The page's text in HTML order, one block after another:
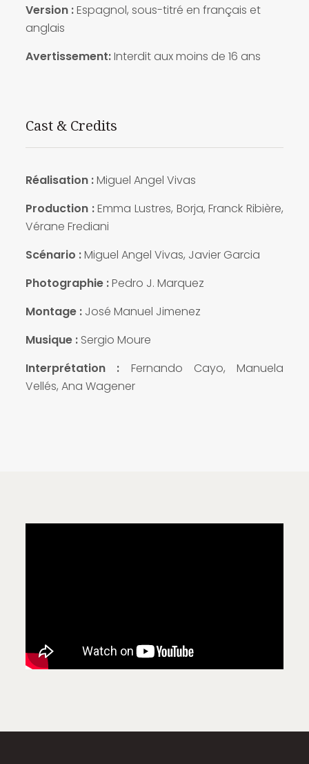
Version :Espagnol, sous-titré en français et
anglais
Avertissement:Interdit aux moins de 16 ans
Cast & Credits
Réalisation :Miguel Angel Vivas
Production :Emma Lustres, Borja, Franck Ribière,
Vérane Frediani
Scénario :Miguel Angel Vivas, Javier Garcia
Photographie :Pedro J. Marquez
Montage : José Manuel Jimenez
Musique : Sergio Moure
Interprétation : Fernando Cayo, Manuela
Vellés, Ana Wagener